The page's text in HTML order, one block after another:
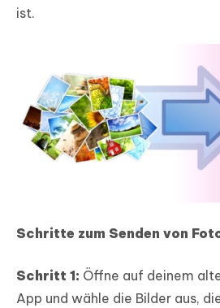
ist.
Schritte zum Senden von
Schritt 1: Öffne auf deinem
App und wähle die Bilder aus,